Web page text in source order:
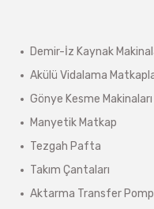
Demir-İz Kaynak
Akülü Vidalama
Gönye Kesme Makinaları
Manyetik Matkap
Tezgah Pafta
Takım Çantaları
Aktarma Transfer